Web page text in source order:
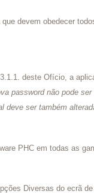
devem obedecer
deste Ofício, a
password não pode
deve ser também
PHC em todas as
Diversas do ecrã